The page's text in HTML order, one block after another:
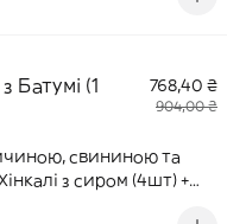
Батумі (1
768,40 ₴
904,00 ₴
свининою та
з сиром (4шт) +